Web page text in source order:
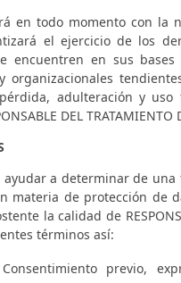
en todo momento con la
el ejercicio de los
encuentren en sus
organizacionales
adulteración y
DEL TRATAMIENTO
ayudar a determinar de
materia de protección de
la calidad de
términos así:
previo,